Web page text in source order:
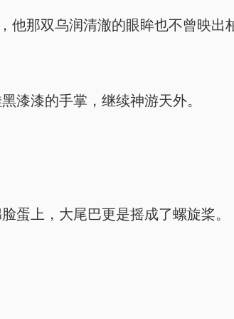
他那双乌润清澈的眼眸也不曾映出
漆漆的手掌，继续神游天外。
蛋上，大尾巴更是摇成了螺旋桨。